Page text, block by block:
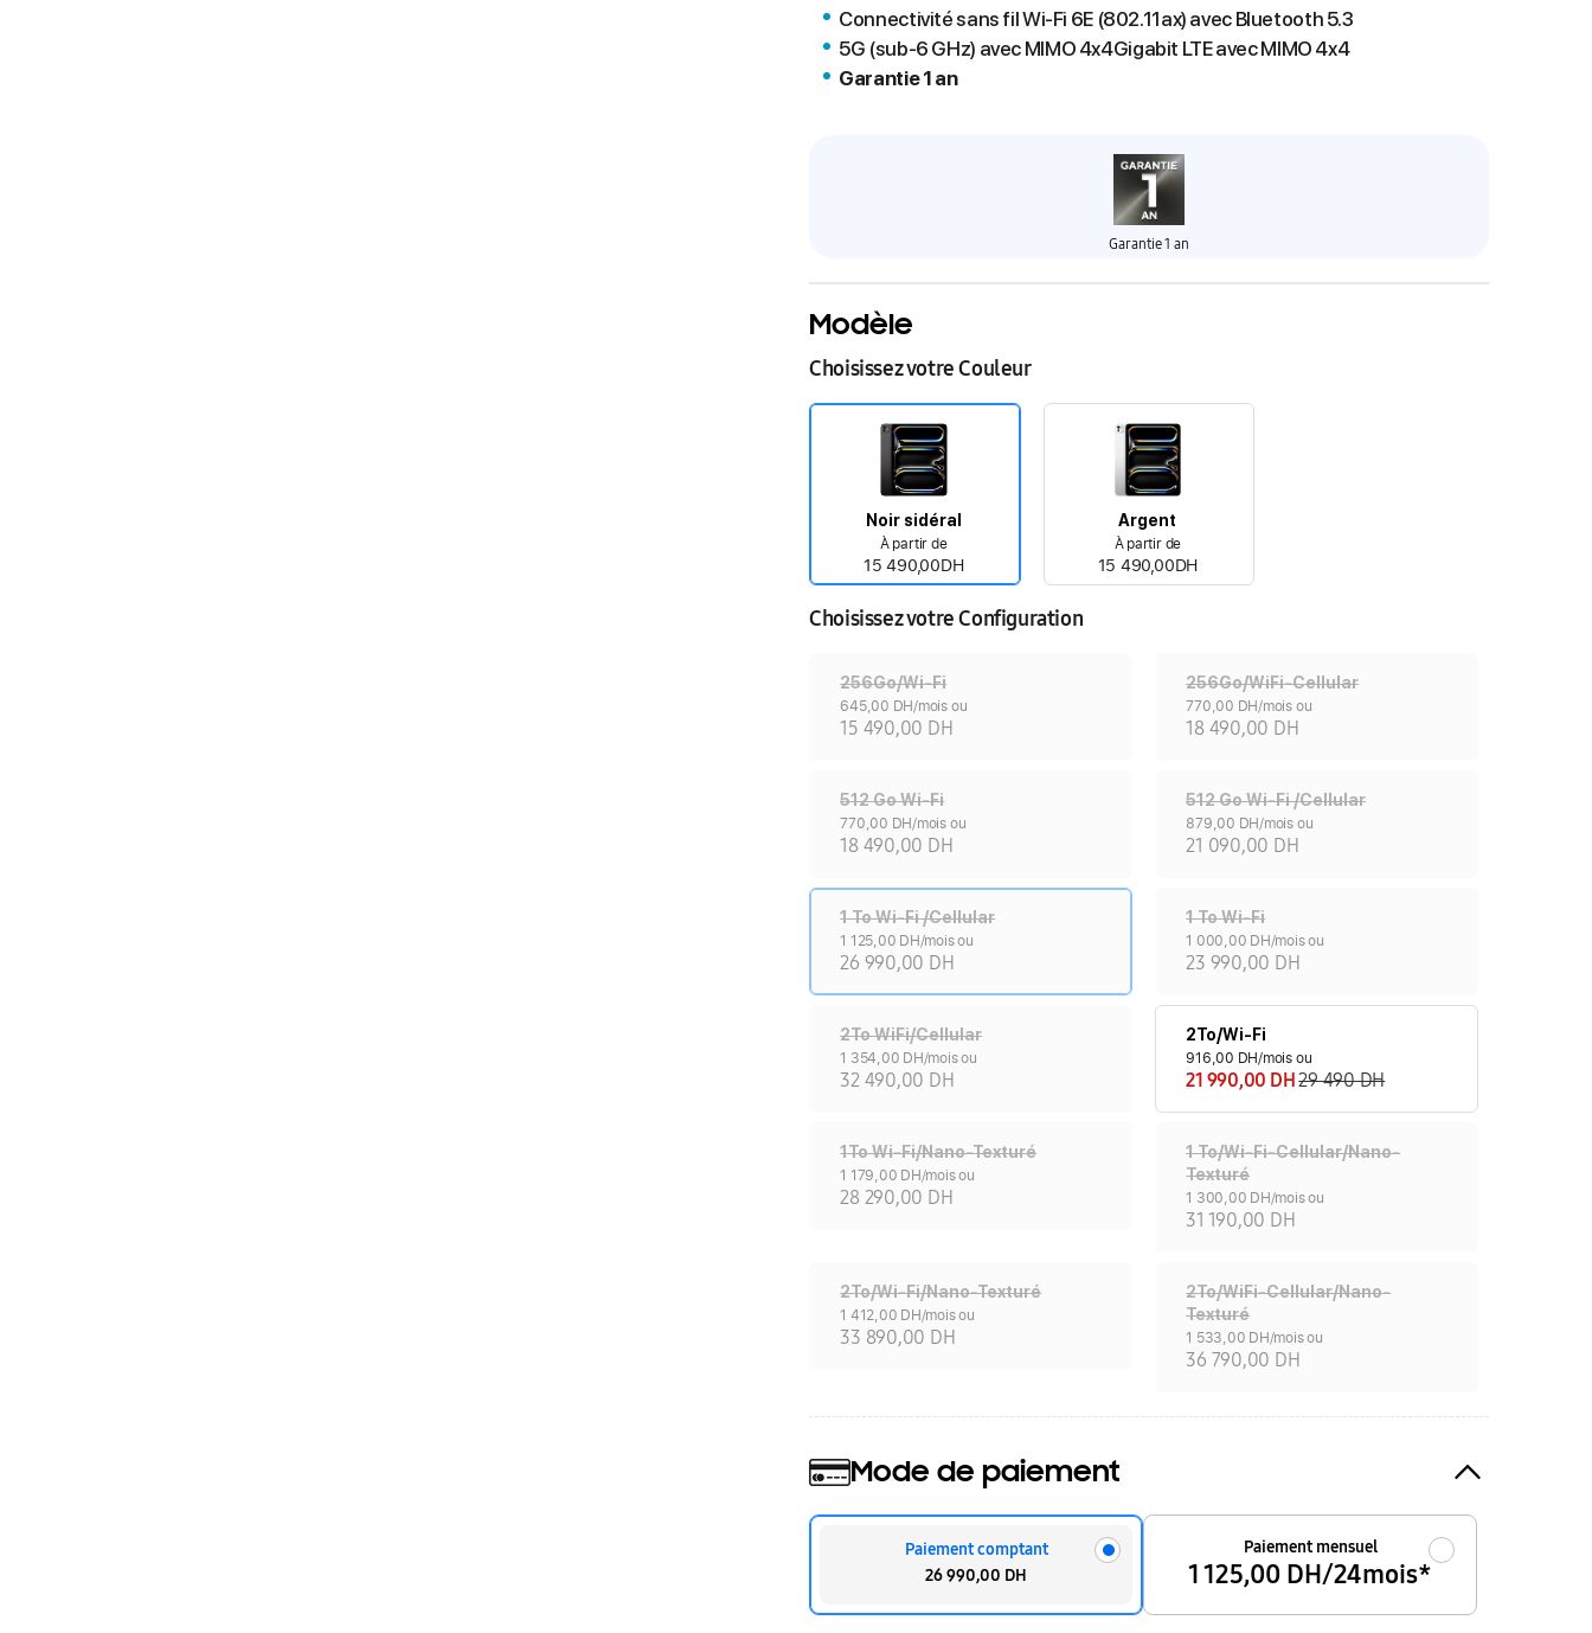
Connectivité sans fil Wi‑Fi 6E (802.11ax) avec Bluetooth 5.3
5G (sub-6 GHz) avec MIMO 4x4Gigabit LTE avec MIMO 4x4
Garantie 1 an
Garantie 1 an
Modèle
Choisissez votre Couleur
Noir sidéral
À partir de
15 490,00DH
Argent
À partir de
15 490,00DH
Choisissez votre Configuration
256Go/Wi-Fi
645,00 DH/mois ou
15 490,00 DH
256Go/WiFi-Cellular
770,00 DH/mois ou
18 490,00 DH
512 Go Wi-Fi
770,00 DH/mois ou
18 490,00 DH
512 Go Wi-Fi /Cellular
879,00 DH/mois ou
21 090,00 DH
1 To Wi-Fi /Cellular
1 125,00 DH/mois ou
26 990,00 DH
1 To Wi-Fi
1 000,00 DH/mois ou
23 990,00 DH
2To WiFi/Cellular
1 354,00 DH/mois ou
32 490,00 DH
2To/Wi-Fi
916,00 DH/mois ou
21 990,00 DH29 490 DH
1To Wi-Fi/Nano-Texturé
1 179,00 DH/mois ou
28 290,00 DH
1 To/Wi-Fi-Cellular/Nano-
Texturé
1 300,00 DH/mois ou
31 190,00 DH
2To/Wi-Fi/Nano-Texturé
1 412,00 DH/mois ou
33 890,00 DH
2To/WiFi-Cellular/Nano-
Texturé
1 533,00 DH/mois ou
36 790,00 DH
Mode de paiement
Paiement comptant
26 990,00 DH
Paiement mensuel
1 125,00 DH/24mois*